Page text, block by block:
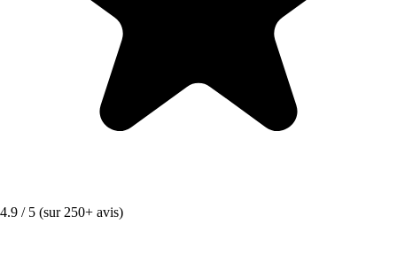
4.9 / 5 (sur 250+ avis)